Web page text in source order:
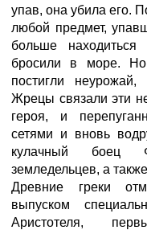
упав, она убила его.
любой предмет,
больше
бросили в море.
постигли
Жрецы связали эти
героя, и
сетями и вновь
кулачный боец
земледельцев, а
Древние греки
выпуском
Аристотеля,